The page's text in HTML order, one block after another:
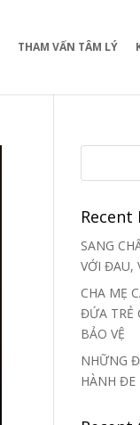
THAM VẤN TÂM LÝ
Recent
SANG
VỚI ĐAU,
CHA MẸ
ĐỨA TRẺ
BẢO VỆ
NHỮNG
HÀNH ĐE